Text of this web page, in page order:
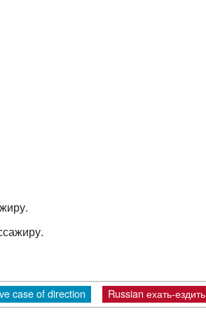
case of direction Russian ехать-ездить